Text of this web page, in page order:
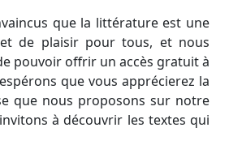
que la littérature est une
de plaisir pour tous, et nous
pouvoir offrir un accès gratuit à
que vous apprécierez la
que nous proposons sur notre
à découvrir les textes qui